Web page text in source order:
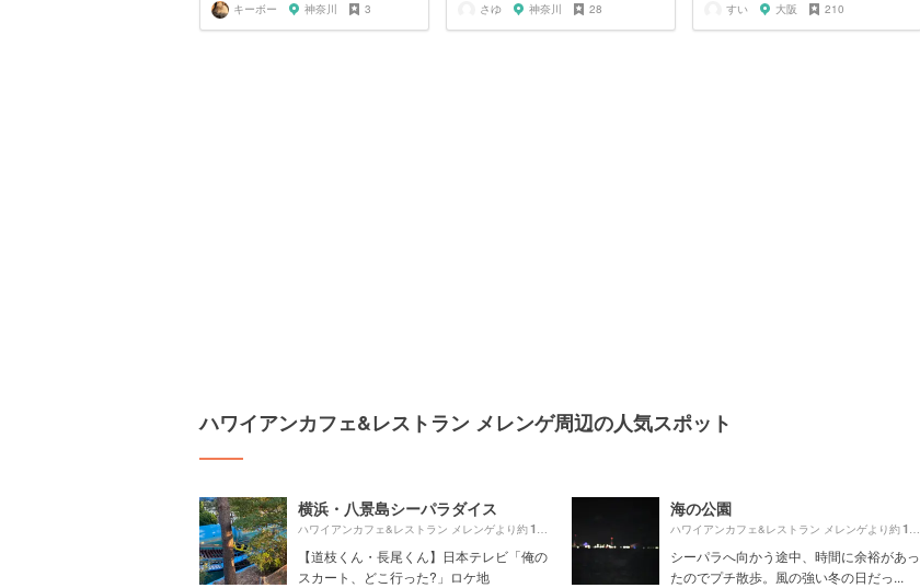
キーボー 神奈川 3 さゆ 神奈川 28 すい 大阪 210
ハワイアンカフェ&レストラン メレンゲ周辺の人気スポット
横浜・八景島シーパラダイス
ハワイアンカフェ&レストラン メレンゲより約180m
【道枝くん・長尾くん】日本テレビ「俺の
スカート、どこ行った?」ロケ地
海の公園
ハワイアンカフェ&レストラン メレンゲより約1190m
シーパラへ向かう途中、時間に余裕があっ
たのでプチ散歩。風の強い冬の日だっ...